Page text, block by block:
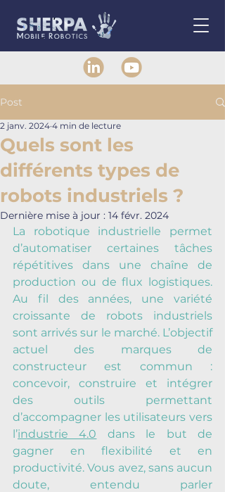
Post
Quels sont les
différents types de
robots industriels ?
2 janv. 2024 4 min de lecture
Dernière mise à jour : 14 févr. 2024
La robotique industrielle permet
d’automatiser certaines tâches
répétitives dans une chaîne de
production ou de flux logistiques.
Au fil des années, une variété
croissante de robots industriels
sont arrivés sur le marché. L’objectif
actuel des marques de
constructeur est commun :
concevoir, construire et intégrer
des outils permettant
d’accompagner les utilisateurs vers
l’industrie 4.0 dans le but de
gagner en flexibilité et en
productivité. Vous avez, sans aucun
doute, entendu parler